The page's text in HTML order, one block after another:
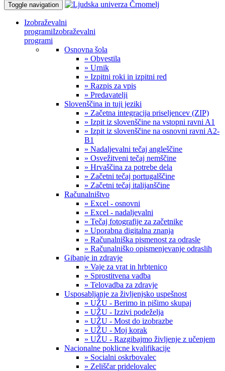
Toggle navigation
Izobraževalni
programiIzobraževalni
programi
Osnovna šola
» Obvestila
» Urnik
» Izpitni roki in izpitni red
» Razpis za vpis
» Predavatelji
Slovenščina in tuji jeziki
» Začetna integracija priseljencev (ZIP)
» Izpit iz slovenščine na vstopni ravni A1
» Izpit iz slovenščine na osnovni ravni A2-
B1
» Nadaljevalni tečaj angleščine
» Osvežitveni tečaj nemščine
» Hrvaščina za potrebe dela
» Začetni tečaj portugalščine
» Začetni tečaj italijanščine
Računalništvo
» Excel - osnovni
» Excel - nadaljevalni
» Tečaj fotografije za začetnike
» Uporabna digitalna znanja
» Računalniška pismenost za odrasle
» Računalniško opismenjevanje odraslih
Gibanje in zdravje
» Vaje za vrat in hrbtenico
» Sprostitvena vadba
» Telovadba za zdravje
Usposabljanje za življenjsko uspešnost
» UŽU - Berimo in pišimo skupaj
» UŽU - Izzivi podeželja
» UŽU - Most do izobrazbe
» UŽU - Moj korak
» UŽU - Razgibajmo življenje z učenjem
Nacionalne poklicne kvalifikacije
» Socialni oskrbovalec
» Zeliščar pridelovalec